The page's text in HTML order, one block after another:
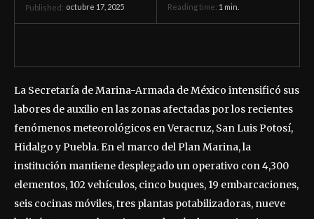
Published: octubre 17, 2025 Reading time: 1 min.
La Secretaría de Marina-Armada de México intensificó sus
labores de auxilio en las zonas afectadas por los recientes
fenómenos meteorológicos en Veracruz, San Luis Potosí,
Hidalgo y Puebla. En el marco del Plan Marina, la
institución mantiene desplegado un operativo con 4,300
elementos, 102 vehículos, cinco buques, 19 embarcaciones,
seis cocinas móviles, tres plantas potabilizadoras, nueve